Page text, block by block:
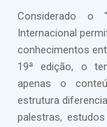
Considerado o
Internacional
conhecimentos
19ª edição, o
apenas o
estrutura
palestras,